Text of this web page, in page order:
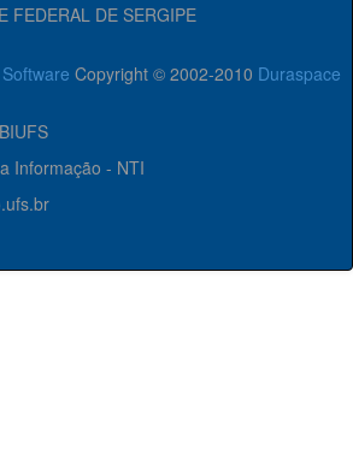
FEDERAL DE SERGIPE
Copyright © 2002-2010 Duraspace
Informação - NTI